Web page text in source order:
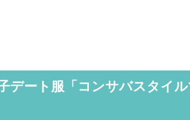
デート服「コンサバスタイ